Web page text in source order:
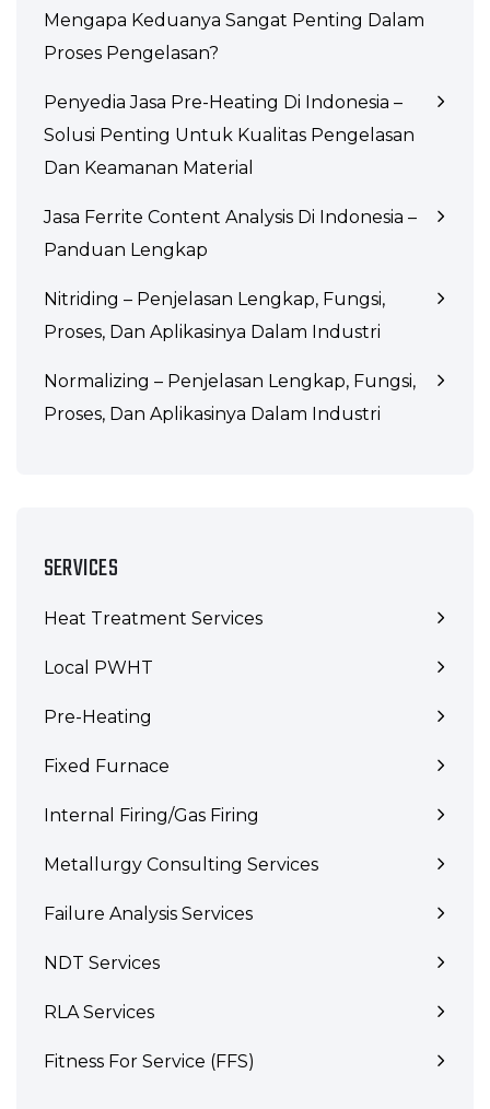
Mengapa Keduanya Sangat Penting Dalam
Proses Pengelasan?
Penyedia Jasa Pre-Heating Di Indonesia –
Solusi Penting Untuk Kualitas Pengelasan
Dan Keamanan Material
Jasa Ferrite Content Analysis Di Indonesia –
Panduan Lengkap
Nitriding – Penjelasan Lengkap, Fungsi,
Proses, Dan Aplikasinya Dalam Industri
Normalizing – Penjelasan Lengkap, Fungsi,
Proses, Dan Aplikasinya Dalam Industri
SERVICES
Heat Treatment Services
Local PWHT
Pre-Heating
Fixed Furnace
Internal Firing/Gas Firing
Metallurgy Consulting Services
Failure Analysis Services
NDT Services
RLA Services
Fitness For Service (FFS)